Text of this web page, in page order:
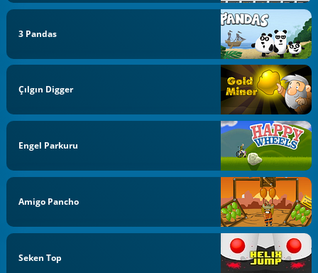
3 Pandas
Çılgın Digger
Engel Parkuru
Amigo Pancho
Seken Top